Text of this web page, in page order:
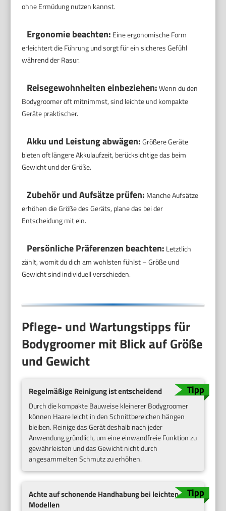
ohne Ermüdung nutzen kannst.
Ergonomie beachten: Eine ergonomische Form
erleichtert die Führung und sorgt für ein sicheres Gefühl
während der Rasur.
Reisegewohnheiten einbeziehen:Wenn du den
Bodygroomer oft mitnimmst, sind leichte und kompakte
Geräte praktischer.
Akku und Leistung abwägen:Größere Geräte
bieten oft längere Akkulaufzeit, berücksichtige das beim
Gewicht und der Größe.
Zubehör und Aufsätze prüfen: Manche Aufsätze
erhöhen die Größe des Geräts, plane das bei der
Entscheidung mit ein.
Persönliche Präferenzen beachten: Letztlich
zählt, womit du dich am wohlsten fühlst – Größe und
Gewicht sind individuell verschieden.
Pflege- und Wartungstipps für
Bodygroomer mit Blick auf Größe
und Gewicht
Regelmäßige Reinigung ist entscheidend
Durch die kompakte Bauweise kleinerer Bodygroomer
können Haare leicht in den Schnittbereichen hängen
bleiben. Reinige das Gerät deshalb nach jeder
Anwendung gründlich, um eine einwandfreie Funktion zu
gewährleisten und das Gewicht nicht durch
angesammelten Schmutz zu erhöhen.
Achte auf schonende Handhabung bei leichten
Modellen